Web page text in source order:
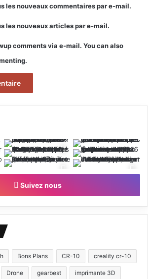
les nouveaux commentaires par e-mail.
les nouveaux articles par e-mail.
comments via e-mail. You can also
Suivez nous
Bons Plans CR-10 creality cr-10
Drone gearbest imprimante 3D